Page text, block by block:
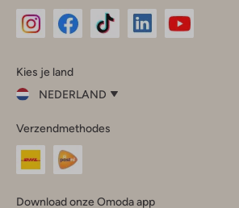
InstagramFacebook
Kies je land
NEDERLAND
je
land
Nederland
Verzendmethodes
Download onze Omoda app